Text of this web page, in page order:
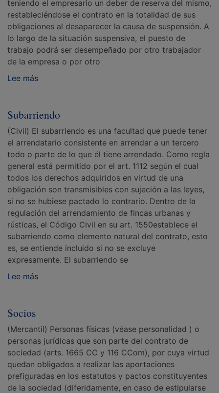
teniendo el empresario un deber de reserva del mismo,
restableciéndose el contrato en la totalidad de sus
obligaciones al desaparecer la causa de suspensión. A
lo largo de la situación suspensiva, el puesto de
trabajo podrá ser desempeñado por otro trabajador
de la empresa o por otro
Lee más
Subarriendo
(Civil) El subarriendo es una facultad que puede tener
el arrendatario consistente en arrendar a un tercero
todo o parte de lo que él tiene arrendado. Como regla
general está permitido por el art. 1112 según el cual
todos los derechos adquiridos en virtud de una
obligación son transmisibles con sujeción a las leyes,
si no se hubiese pactado lo contrario. Dentro de la
regulación del arrendamiento de fincas urbanas y
rústicas, el Código Civil en su art. 1550establece el
subarriendo como elemento natural del contrato, esto
es, se entiende incluido si no se excluye
expresamente. El subarriendo se
Lee más
Socios
(Mercantil) Personas físicas (véase personalidad ) o
personas jurídicas que son parte del contrato de
sociedad (arts. 1665 CC y 116 CCom), por cuya virtud
quedan obligados a realizar las aportaciones
prefiguradas en los estatutos y pactos constituyentes
de la sociedad (diferidamente, en caso de estipularse